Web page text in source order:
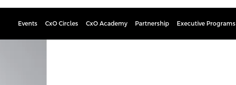
Events CxO Circles CxO Academy Partnership Executive Programs